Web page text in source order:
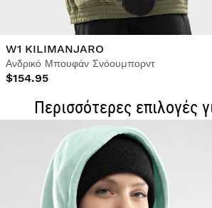
W1 KILIMANJARO
Ανδρικό Μπουφάν Σνόουμπορντ
$154.95
Περισσότερες επιλογές